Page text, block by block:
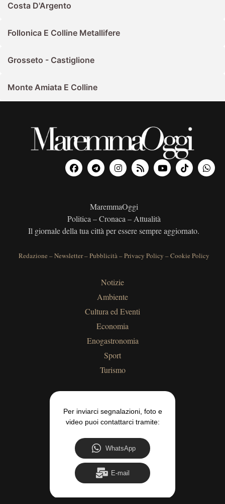
Costa D'Argento
Follonica E Colline Metallifere
Grosseto - Castiglione
Monte Amiata E Colline
MaremmaOggi
Politica – Cronaca – Attualità
Il giornale della tua città per essere sempre aggiornato.
Redazione –Newsletter–Pubblicità–Privacy Policy –Cookie Policy
Notizie
Ambiente
Cultura ed Eventi
Economia
Enogastronomia
Sport
Turismo
Per inviarci segnalazioni, foto e
video puoi contattarci tramite:
WhatsApp
E-mail